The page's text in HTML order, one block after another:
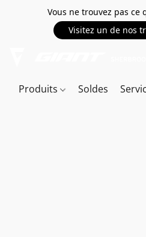
Vous ne trouvez pas ce
Visitez un de nos
Produits Soldes